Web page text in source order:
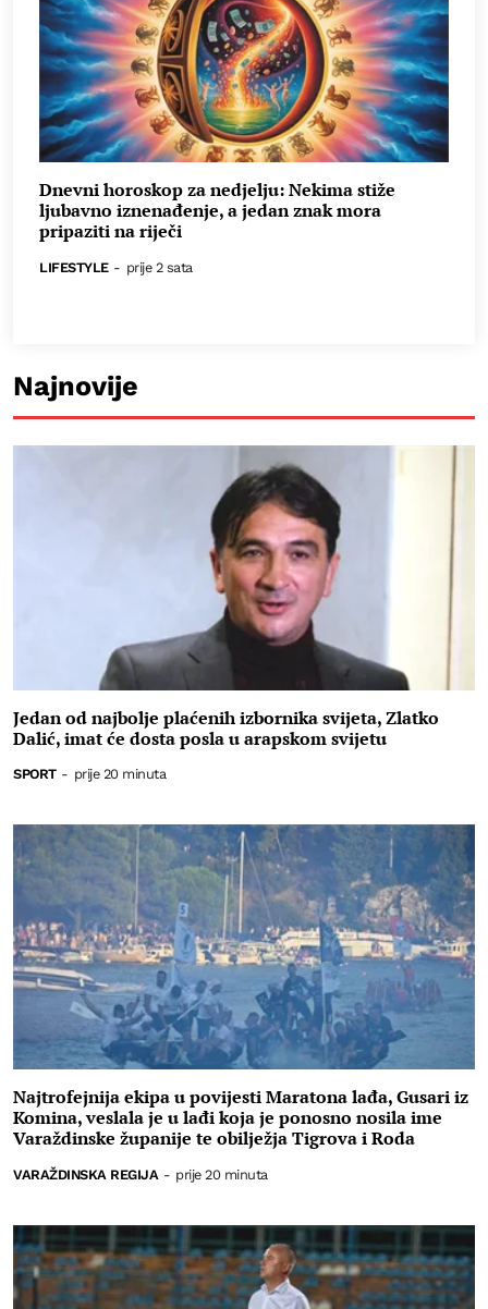
Dnevni horoskop za nedjelju: Nekima stiže
ljubavno iznenađenje, a jedan znak mora
pripaziti na riječi
LIFESTYLE - prije 2 sata
Najnovije
Jedan od najbolje plaćenih izbornika svijeta, Zlatko
Dalić, imat će dosta posla u arapskom svijetu
SPORT - prije 20 minuta
Najtrofejnija ekipa u povijesti Maratona lađa, Gusari iz
Komina, veslala je u lađi koja je ponosno nosila ime
Varaždinske županije te obilježja Tigrova i Roda
VARAŽDINSKA REGIJA - prije 20 minuta